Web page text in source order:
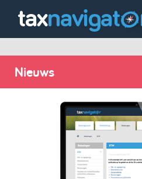
Nieuws